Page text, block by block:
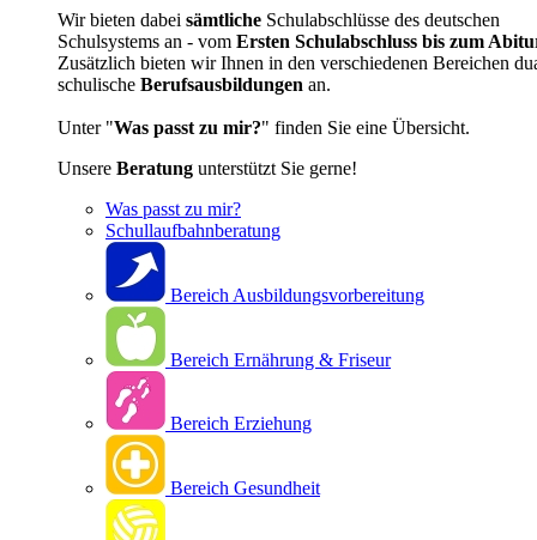
Wir bieten dabei sämtliche Schulabschlüsse des deutschen
Schulsystems an - vom Ersten Schulabschluss bis zum
Zusätzlich bieten wir Ihnen in den verschiedenen Bereichen
schulische Berufsausbildungen an.
Unter "Was passt zu mir?" finden Sie eine Übersicht.
Unsere Beratung unterstützt Sie gerne!
Was passt zu mir?
Schullaufbahnberatung
Bereich Ausbildungsvorbereitung
Bereich Ernährung & Friseur
Bereich Erziehung
Bereich Gesundheit